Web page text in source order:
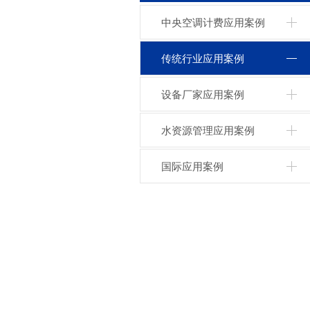
中央空调计费应用案例
传统行业应用案例
设备厂家应用案例
水资源管理应用案例
国际应用案例